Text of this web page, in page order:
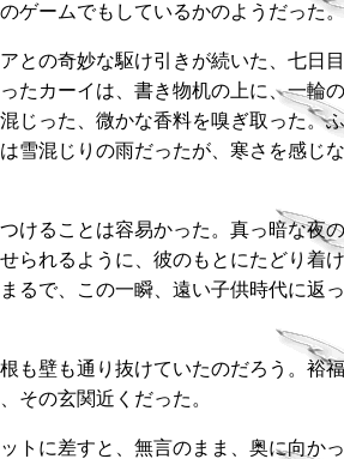
ゲームでもしているかのようだった
との奇妙な駆け引きが続いた、七日
たカーイは、書き物机の上に、一輪
じった、微かな香料を嗅ぎ取った。
雪混じりの雨だったが、寒さを感じ
ることは容易かった。真っ暗な夜
られるように、彼のもとにたどり着
るで、この一瞬、遠い子供時代に返
も壁も通り抜けていたのだろう。裕
その玄関近くだった。
に差すと、無言のまま、奥に向か